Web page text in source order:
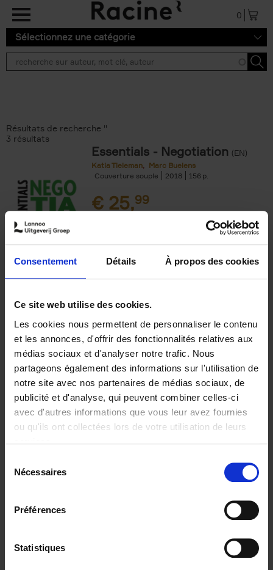
Consentement Détails À propos des cookies
Ce site web utilise des cookies.
Les cookies nous permettent de personnaliser le contenu
et les annonces, d'offrir des fonctionnalités relatives aux
médias sociaux et d'analyser notre trafic. Nous
partageons également des informations sur l'utilisation de
notre site avec nos partenaires de médias sociaux, de
publicité et d'analyse, qui peuvent combiner celles-ci
avec d'autres informations que vous leur avez fournies
ou qu'ils ont collectées lors de votre utilisation de leurs
Nécessaires
Préférences
Statistiques
Aller au contenu principal
0
Sélectionnez une catégorie
Résultats de recherche ''
3 résultats
Essentials - Negotiation (EN)
Katia Tieleman
Marc Buelens
Couverture souple
2018 156
€ 25,99
The Growth Paradox (EN)
Matty Paquay
Couverture souple
2024 248
€34,99
(EN)